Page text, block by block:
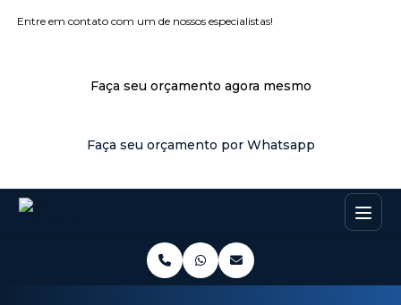
Entre em contato com um de nossos especialistas!
Faça seu orçamento agora mesmo
Faça seu orçamento por Whatsapp